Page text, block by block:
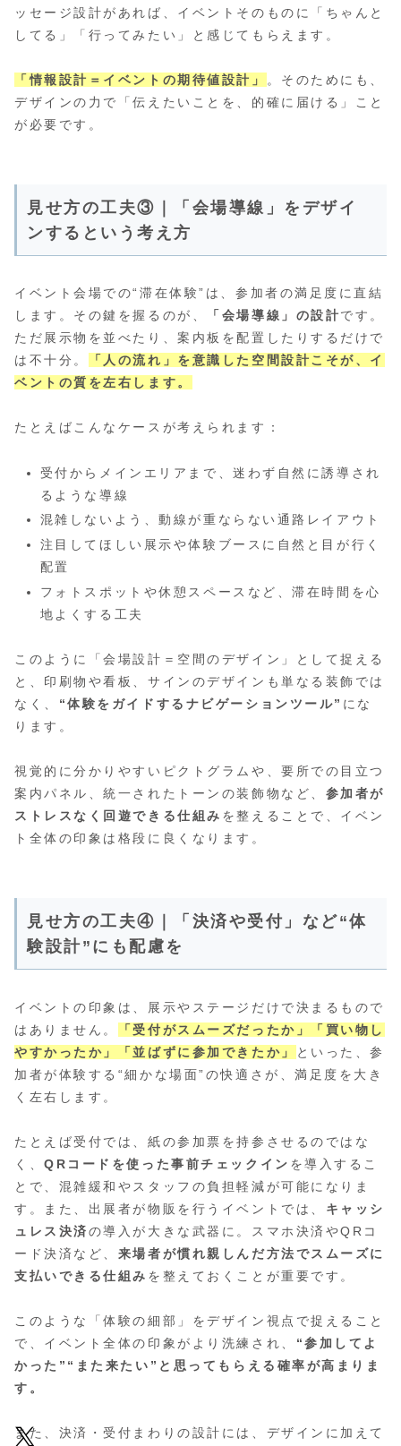
ッセージ設計があれば、イベントそのものに「ちゃんと
してる」「行ってみたい」と感じてもらえます。
「情報設計＝イベントの期待値設計」
。そのためにも、
デザインの力で「伝えたいことを、的確に届ける」こと
が必要です。
見せ方の工夫③｜「会場導線」をデザイ
ンするという考え方
イベント会場での“滞在体験”は、参加者の満足度に直結
します。その鍵を握るのが、
「会場導線」の設計です。
ただ展示物を並べたり、案内板を配置したりするだけで
は不十分。
「人の流れ」を意識した空間設計こそが、イ
ベントの質を左右します。
たとえばこんなケースが考えられます：
受付からメインエリアまで、迷わず自然に誘導され
るような導線
混雑しないよう、動線が重ならない通路レイアウト
注目してほしい展示や体験ブースに自然と目が行く
配置
フォトスポットや休憩スペースなど、滞在時間を心
地よくする工夫
このように「会場設計＝空間のデザイン」として捉える
と、印刷物や看板、サインのデザインも単なる装飾では
なく、 “体験をガイドするナビゲーションツール” にな
ります。
視覚的に分かりやすいピクトグラムや、要所での目立つ
案内パネル、統一されたトーンの装飾物など、 参加者が
ストレスなく回遊できる仕組み を整えることで、イベン
ト全体の印象は格段に良くなります。
見せ方の工夫④｜「決済や受付」など“体
験設計”にも配慮を
イベントの印象は、展示やステージだけで決まるもので
はありません。
「受付がスムーズだったか」「買い物し
やすかったか」「並ばずに参加できたか」
といった、参
加者が体験する“細かな場面”の快適さが、満足度を大き
く左右します。
たとえば受付では、紙の参加票を持参させるのではな
く、QRコードを使った事前チェックイン を導入するこ
とで、混雑緩和やスタッフの負担軽減が可能になりま
す。また、出展者が物販を行うイベントでは、 キャッシ
ュレス決済の導入が大きな武器に。スマホ決済やQRコ
ード決済など、 来場者が慣れ親しんだ方法でスムーズに
支払いできる仕組み を整えておくことが重要です。
このような「体験の細部」をデザイン視点で捉えること
で、イベント全体の印象がより洗練され、 “参加してよ
かった”“また来たい”と思ってもらえる確率が高まりま
す。
また、決済・受付まわりの設計には、デザインに加えて